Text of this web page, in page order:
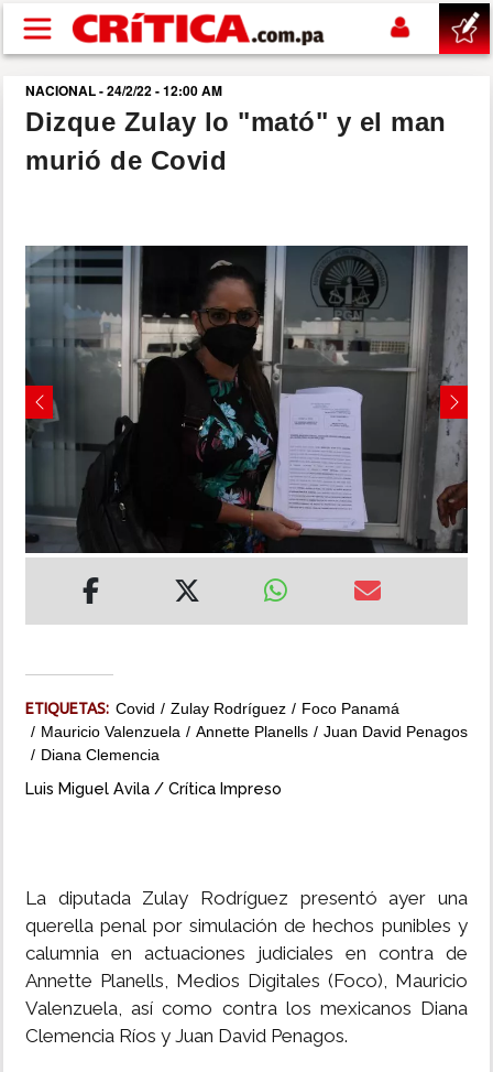
Pasar al contenido principal
buscar
SUCESOS
POLÍTICA
SHOW
DEPORTES
INSÓLITAS
MULTIMEDIA
NACIONAL - 24/2/22 - 12:00 AM
Dizque Zulay lo "mató" y el man
murió de Covid
Previous Next
ETIQUETAS: Covid Zulay Rodríguez
Foco Panamá
Mauricio Valenzuela
Annette Planells
Juan David Penagos
Diana Clemencia
Luis Miguel Avila / Crítica Impreso
La diputada Zulay Rodríguez presentó ayer una
querella penal por simulación de hechos punibles y
calumnia en actuaciones judiciales en contra de
Annette Planells, Medios Digitales (Foco), Mauricio
Valenzuela, así como contra los mexicanos Diana
Clemencia Ríos y Juan David Penagos.